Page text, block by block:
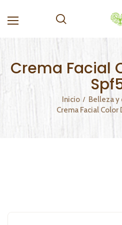
Crema Facial
Inicio
Belleza y
Crema Facial